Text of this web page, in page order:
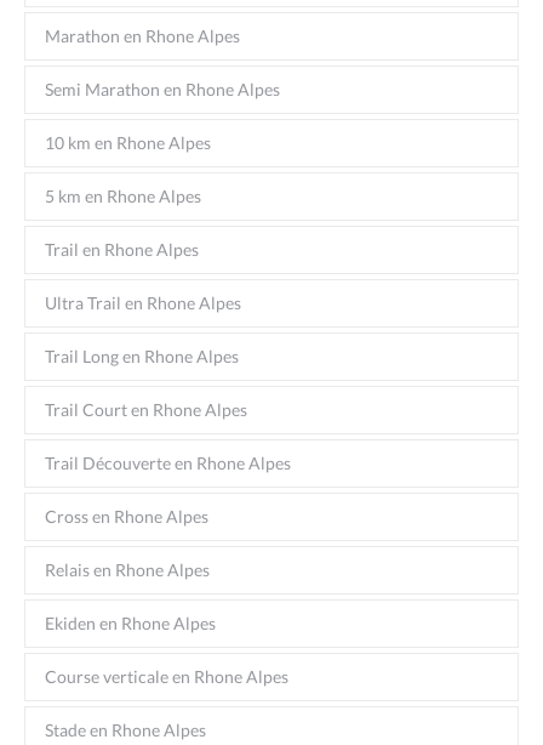
Marathon en Rhone Alpes
Semi Marathon en Rhone Alpes
10 km en Rhone Alpes
5 km en Rhone Alpes
Trail en Rhone Alpes
Ultra Trail en Rhone Alpes
Trail Long en Rhone Alpes
Trail Court en Rhone Alpes
Trail Découverte en Rhone Alpes
Cross en Rhone Alpes
Relais en Rhone Alpes
Ekiden en Rhone Alpes
Course verticale en Rhone Alpes
Stade en Rhone Alpes